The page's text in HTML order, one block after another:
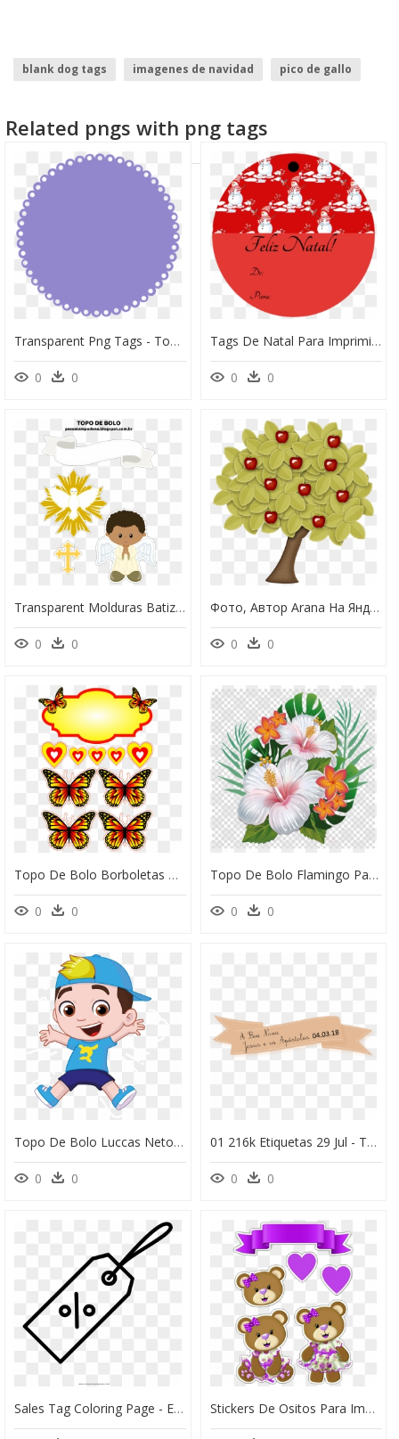
blank dog tags imagenes de navidad
pico de gallo
Related pngs with png tags
Transparent Png Tags - Topo De Bolo Lilas Para Imprimir, Png Download
0 0
Tags De Natal Para Imprimir, HD Png Download
0 0
Transparent Molduras Batizado Png - Topo De Bolo Batizado Dourado Para Imprimir, Png Download
0 0
Фото, Автор Arana На Яндекс - Topo De Bolo Branca De Neve Para Imprimir, HD Png Download
0 0
Topo De Bolo Borboletas Amarelas - Topo De Bolo Borboletas Para Imprimir, HD Png Download
0 0
Topo De Bolo Flamingo Para Imprimir, HD Png Download
0 0
Topo De Bolo Luccas Neto Para Imprimir, HD Png Download
0 0
01 216k Etiquetas 29 Jul - Topo De Bolo Para Imprimir Jesus, HD Png Download
0 0
Sales Tag Coloring Page - Etiqueta De Viaje Para Colorear, HD Png Download Stickers De Ositos Para Imprimir, HD Png Download